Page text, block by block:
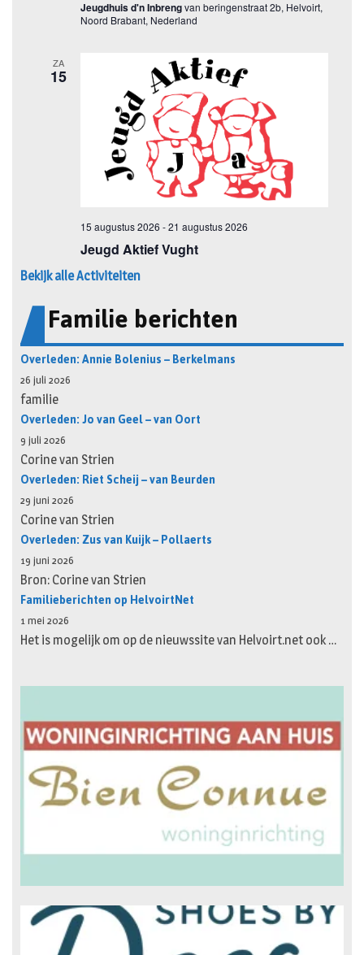
Bekijk alle Activiteiten
Familie berichten
Overleden: Annie Bolenius – Berkelmans
26 juli 2026
familie
Overleden: Jo van Geel – van Oort
9 juli 2026
Corine van Strien
Overleden: Riet Scheij – van Beurden
29 juni 2026
Corine van Strien
Overleden: Zus van Kuijk – Pollaerts
19 juni 2026
Bron: Corine van Strien
Familieberichten op HelvoirtNet
1 mei 2026
Het is mogelijk om op de nieuwssite van Helvoirt.net ook …